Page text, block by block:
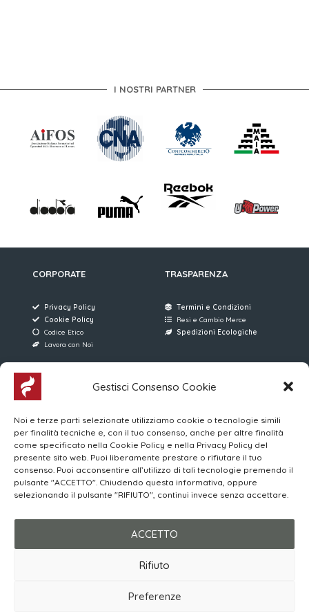
Gestisci Consenso Cookie
Noi e terze parti selezionate utilizziamo cookie o tecnologie simili
per finalità tecniche e, con il tuo consenso, anche per altre finalità
come specificato nella Cookie Policy e nella Privacy Policy del
presente sito web. Puoi liberamente prestare o rifiutare il tuo
consenso. Puoi acconsentire all’utilizzo di tali tecnologie premendo il
pulsante "ACCETTO". Chiudendo questa informativa, oppure
selezionando il pulsante "RIFIUTO", continui invece senza accettare.
ACCETTO
Rifiuto
Preferenze
I NOSTRI PARTNER
CORPORATE
Privacy Policy
Cookie Policy
Codice Etico
Lavora con Noi
TRASPARENZA
Termini e Condizioni
Resi e Cambio Merce
Spedizioni Ecologiche
AREE RISERVATE
Accesso Venditori
MYWO
Corsi Online | Login
31015 Conegliano (TV)
(+39) 0438 896013
4 Linee Telefoniche
Orari di apertura al Pubblico
P. IVA 03615110263
Made with ❤️ byENGAGE